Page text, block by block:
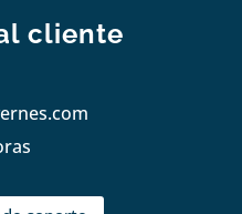
cliente